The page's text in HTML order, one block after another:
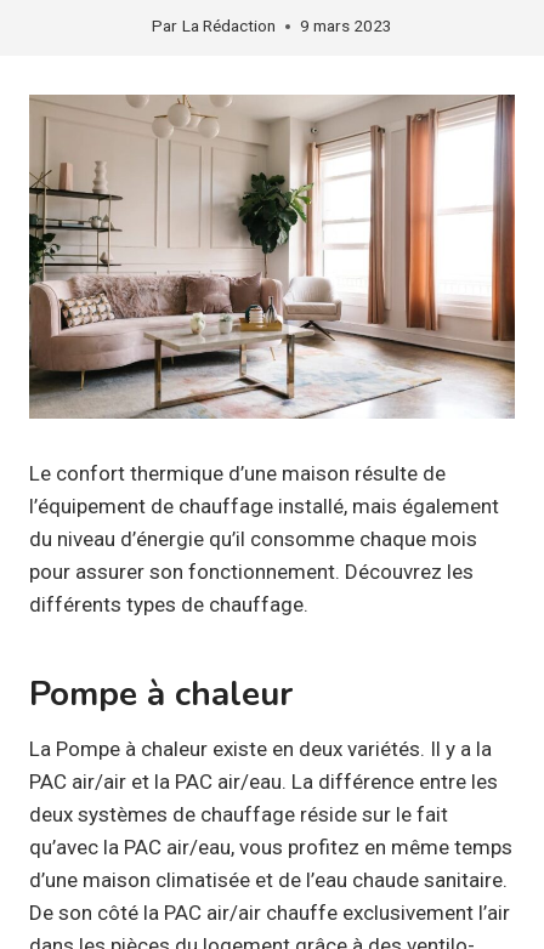
Par La Rédaction 9 mars 2023
Le confort thermique d’une maison résulte de
l’équipement de chauffage installé, mais également
du niveau d’énergie qu’il consomme chaque mois
pour assurer son fonctionnement. Découvrez les
différents types de chauffage.
Pompe à chaleur
La Pompe à chaleur existe en deux variétés. Il y a la
PAC air/air et la PAC air/eau. La différence entre les
deux systèmes de chauffage réside sur le fait
qu’avec la PAC air/eau, vous profitez en même temps
d’une maison climatisée et de l’eau chaude sanitaire.
De son côté la PAC air/air chauffe exclusivement l’air